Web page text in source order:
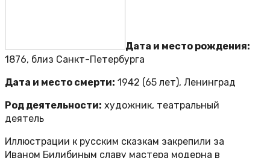
Дата и место рождения:
1876, близ Санкт-Петербурга
Дата и место смерти: 1942 (65 лет), Ленинград
Род деятельности: художник, театральный
деятель
Иллюстрации к русским сказкам закрепили за
Иваном Билибиным славу мастера модерна в